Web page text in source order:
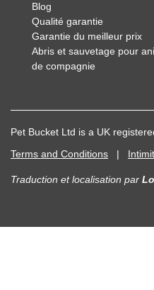
Blog
Qualité garantie
Garantie du meilleur prix
Abris et sauvetage pour
de compagnie
Pet Bucket Ltd is a UK
Terms and Conditions |
Traduction et localisation par